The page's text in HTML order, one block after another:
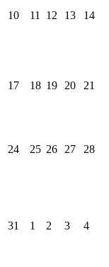
10 11 12 13 14
17 18 19 20 21
24 25 26 27 28
31 1 2 3 4